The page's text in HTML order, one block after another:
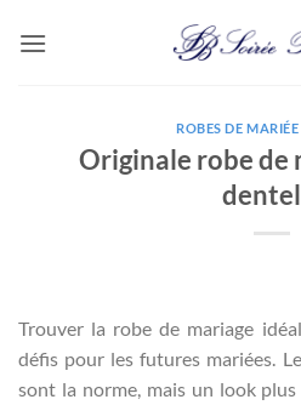
ROBES DE
Originale robe de
Trouver la robe de mariage
défis pour les futures mariées.
sont la norme, mais un look